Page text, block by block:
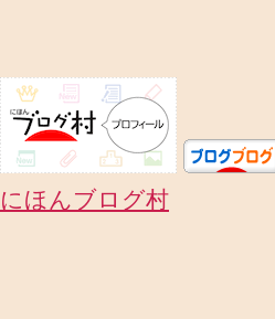
にほんブログ村